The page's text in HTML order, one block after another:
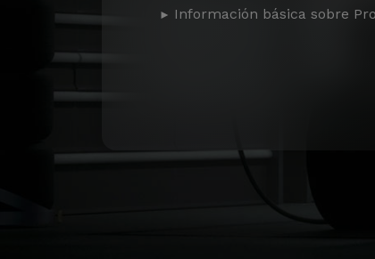
Información básica sobre